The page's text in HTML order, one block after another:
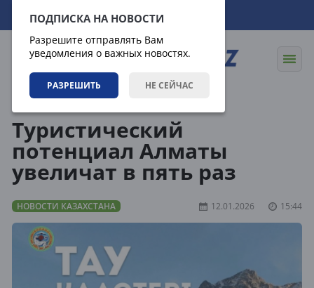
ПОДПИСКА НА НОВОСТИ
Разрешите отправлять Вам
уведомления о важных новостях.
РАЗРЕШИТЬ НЕ СЕЙЧАС
08.08.2026 13:03:54
Туристический
потенциал Алматы
увеличат в пять раз
НОВОСТИ КАЗАХСТАНА 12.01.2026 15:44